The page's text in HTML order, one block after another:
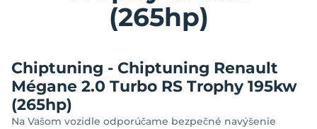
(265hp)
Chiptuning - Chiptuning Renault
Mégane 2.0 Turbo RS Trophy 195kw
(265hp)
Na Vašom vozidle odporúčame bezpečné navýšenie